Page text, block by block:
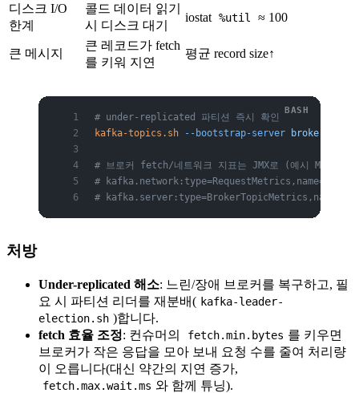
디스크 I/O
한계
콜드 데이터 읽기
시 디스크 대기
iostat %util ≈ 100
큰 메시지
큰 레코드가 fetch
를 키워 지연
평균 record size↑
# under-replicated 파티션 즉시 확인
kafka-topics.sh --bootstrap-server broker1:9092
# 브로커 fetch/네트워크 지표는 JMX로 (예시 MBean)
#
#
처방
Under-replicated 해소: 느린/장애 브로커를 복구하고, 필
요 시 파티션 리더를 재분배( kafka-leader-
election.sh )합니다.
fetch 효율 조정: 컨슈머의 fetch.min.bytes 를 키우면
브로커가 작은 응답을 모아 보내 요청 수를 줄여 처리량
이 오릅니다(대신 약간의 지연 증가,
fetch.max.wait.ms 와 함께 튜닝).